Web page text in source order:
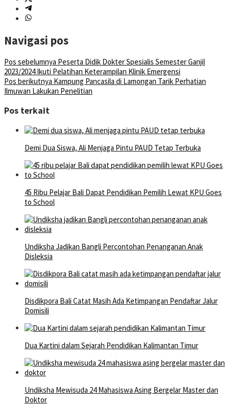
Navigasi pos
Pos sebelumnya Peserta Didik Dokter Spesialis Semester Ganjil
2023/2024 Ikuti Pelatihan Keterampilan Klinik Emergensi
Pos berikutnya Kampung Pancasila di Lamongan Tarik Perhatian
Ilmuwan Lakukan Penelitian
Pos terkait
Demi Dua Siswa, Ali Menjaga Pintu PAUD Tetap Terbuka
45 Ribu Pelajar Bali Dapat Pendidikan Pemilih Lewat KPU Goes
to School
Undiksha Jadikan Bangli Percontohan Penanganan Anak
Disleksia
Disdikpora Bali Catat Masih Ada Ketimpangan Pendaftar Jalur
Domisili
Dua Kartini dalam Sejarah Pendidikan Kalimantan Timur
Undiksha Mewisuda 24 Mahasiswa Asing Bergelar Master dan
Doktor